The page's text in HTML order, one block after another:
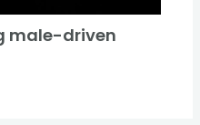
male-driven